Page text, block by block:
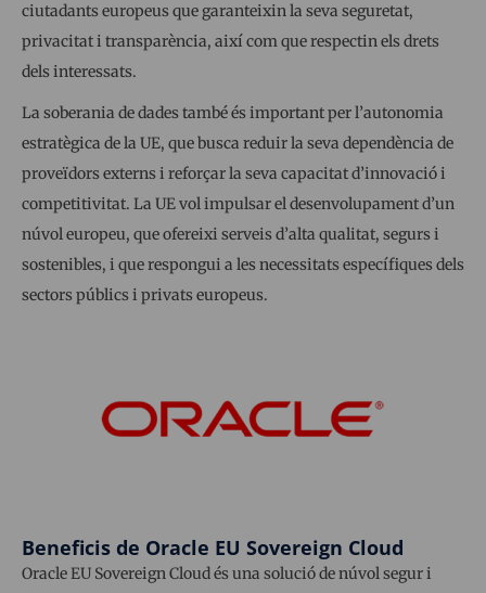
ciutadants europeus que garanteixin la seva seguretat,
privacitat i transparència, així com que respectin els drets
dels interessats.
La soberania de dades també és important per l’autonomia
estratègica de la UE, que busca reduir la seva dependència de
proveïdors externs i reforçar la seva capacitat d’innovació i
competitivitat. La UE vol impulsar el desenvolupament d’un
núvol europeu, que ofereixi serveis d’alta qualitat, segurs i
sostenibles, i que respongui a les necessitats específiques dels
sectors públics i privats europeus.
Beneficis de Oracle EU Sovereign Cloud
Oracle EU Sovereign Cloud és una solució de núvol segur i